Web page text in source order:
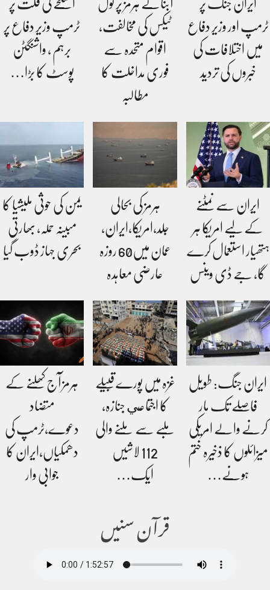
ایران جنگ پر
ٹرمپ اور وزیر دفاع
میں اختلافات کی
خبروں کی تردید
آبنائے ہرمز پر ٹول
ٹیکس کی مخالفت،
اقوام متحدہ سے
فوری مداخلت کا
مطالبہ
اسلحے کی قلت پر
ٹرمپ وزیر دفاع پر
برہم ، واشنگٹن
پوسٹ کا بڑا…
ایران سے نمٹنے
کے لیے امریکا ہر
ہتھیار استعمال کرے
گا، جے ڈی وینس
ہرمز کی بحالی
جلد،امریکا،ایران،
عمان میں60 روزہ
عارضی معاہدہ
یمن کی حوثی ملیشیا کا
مبینہ حملہ، بھارتی
بحری جہاز ڈوب گیا
ایران جنگ: طویل
فاصلے تک مار
کرنے والے امریکی
میزائلوں کا ذخیرہ ختم
ہونے…
غزہ میں پورے قبیلے
کا اجتماعي جنازہ،
ملبے سے ملنے والی
112 لاشیں
ایک…
ہرمز آج کھلنے کے
متضاد
دعوے،ٹرمپ کی
دھمکیاں،ایران کا
جوابی وار
قرآن سنیں